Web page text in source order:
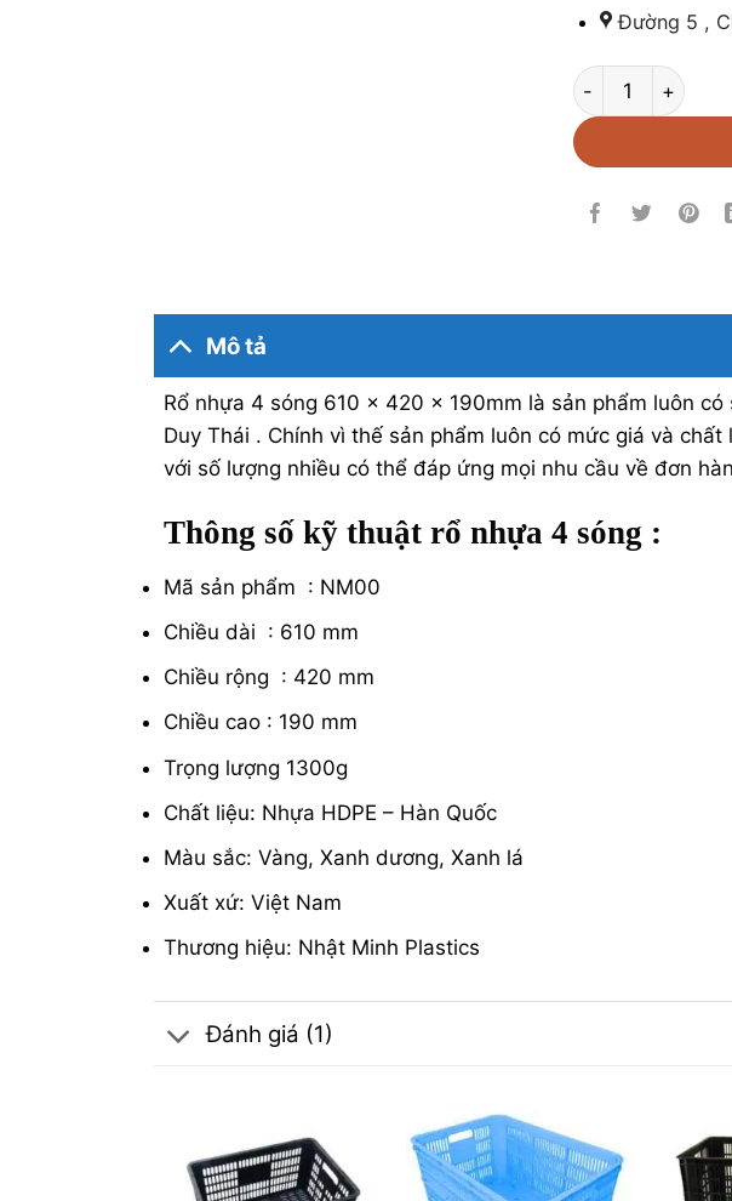
Đường 5 ,
Rổ nhựa 4 sóng
Mô tả
Rổ nhựa 4 sóng 610 x 420 x 190mm là sản phẩm luôn
Duy Thái . Chính vì thế sản phẩm luôn có mức giá và
với số lượng nhiều có thể đáp ứng mọi nhu cầu về đơn
Thông số kỹ thuật rổ nhựa 4 sóng :
Mã sản phẩm : NM00
Chiều dài : 610 mm
Chiều rộng : 420 mm
Chiều cao : 190 mm
Trọng lượng 1300g
Chất liệu: Nhựa HDPE – Hàn Quốc
Màu sắc: Vàng, Xanh dương, Xanh lá
Xuất xứ: Việt Nam
Thương hiệu: Nhật Minh Plastics
Đánh giá (1)